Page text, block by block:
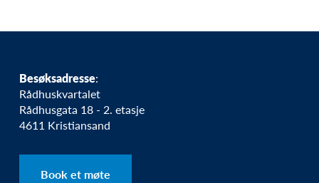
Besøksadresse:
Rådhuskvartalet
Rådhusgata 18 - 2. etasje
4611 Kristiansand
Book et møte